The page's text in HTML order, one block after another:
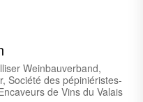
Weinbauverband,
Société des pépiniéristes-
de Vins du Valais